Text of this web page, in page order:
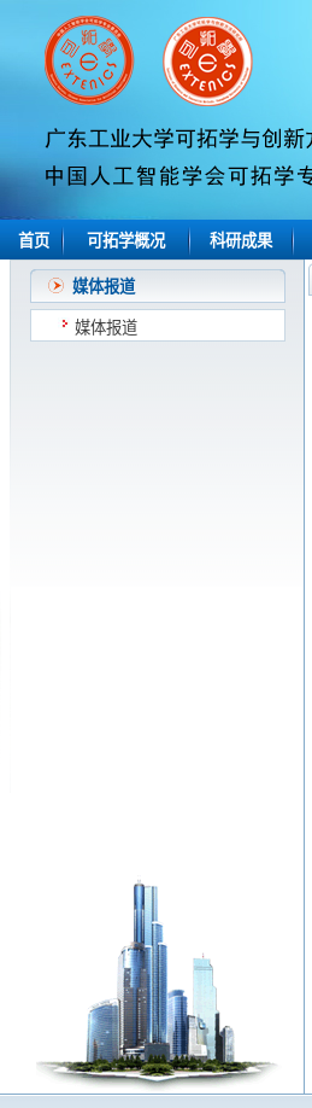
首页 可拓学概况 科研成果
媒体报道
媒体报道